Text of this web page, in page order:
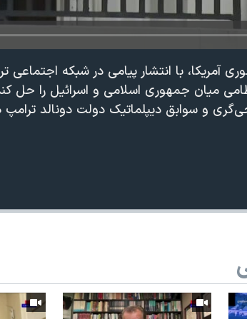
آمریکا، با انتشار پیامی در شبکه اجتماعی
میان جمهوری اسلامی و اسرائیل را حل
و سوابق دیپلماتیک دولت دونالد